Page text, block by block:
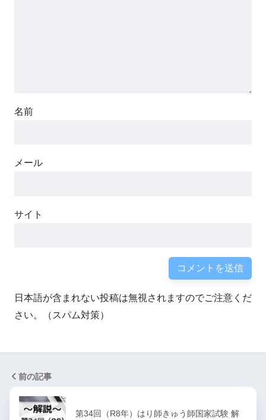
名前
メール
サイト
日本語が含まれない投稿は無視されますのでご注意くだ
さい。（スパム対策）
前の記事
第34回（R8年）はり師きゅう師国家試験 解